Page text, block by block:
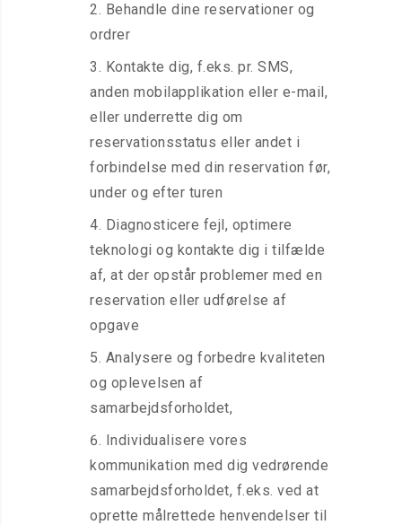
Behandle dine reservationer og
ordrer
Kontakte dig, f.eks. pr. SMS,
anden mobilapplikation eller e-mail,
eller underrette dig om
reservationsstatus eller andet i
forbindelse med din reservation før,
under og efter turen
Diagnosticere fejl, optimere
teknologi og kontakte dig i tilfælde
af, at der opstår problemer med en
reservation eller udførelse af
opgave
Analysere og forbedre kvaliteten
og oplevelsen af
samarbejdsforholdet,
Individualisere vores
kommunikation med dig vedrørende
samarbejdsforholdet, f.eks. ved at
oprette målrettede henvendelser til